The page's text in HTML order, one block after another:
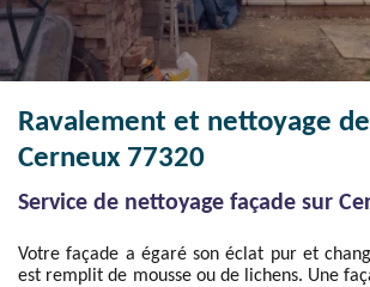
Ravalement et nettoyage
Cerneux 77320
Service de nettoyage façade sur
Votre façade a égaré son éclat pur et
est remplit de mousse ou de lichens. Une